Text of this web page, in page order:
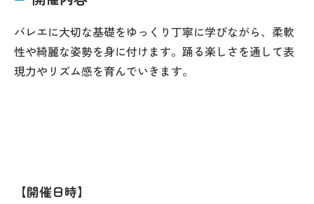
バレエに大切な基礎をゆっくり丁寧に学びながら、柔軟
性や綺麗な姿勢を身に付けます。踊る楽しさを通して表
現力やリズム感を育んでいきます。
開催日時